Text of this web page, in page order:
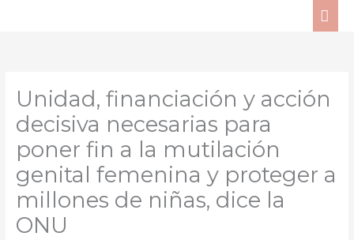
Unidad, financiación y acción
decisiva necesarias para
poner fin a la mutilación
genital femenina y proteger a
millones de niñas, dice la
ONU